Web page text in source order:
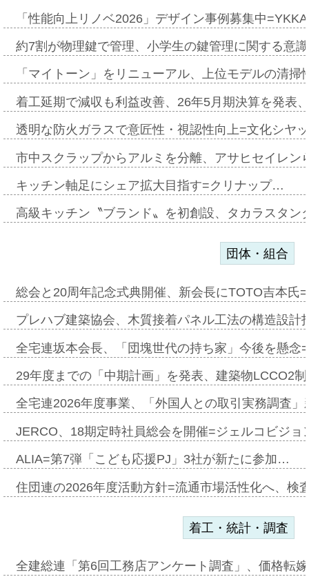
「性能向上リノベ2026」デザイン事例募集中
約7割が物理鍵で管理、小学生の鍵管理に関する意
「マイトーン」をリニューアル、上位モデルの清
着工延期で減収も利益改善、26年5月期決算を発表
透明な防火ガラスで意匠性・視認性向上=文化シヤ
市中スクラップからアルミを分離、アサヒセイレ
キッチン軸足にシェア拡大目指す=クリナップ…
高級キッチン〝ブランド〟を初創設、タカラスタ
団体・組合
総会と20周年記念式典開催、新会長にTOTO吉本氏
プレハブ建築協会、木質接着パネル工法の構造設
全宅連坂本会長、「団塊世代の持ち家」今後を懸
29年度までの「中期計画」を発表、建築物LCCO2
全宅連2026年度事業、「外国人との取引実務調査
JERCO、18期定時社員総会を開催=ジェルコビジ
ALIA=第7弾「こども応援PJ」3社が新たに参加…
住団連の2026年度活動方針=流通市場活性化へ、検
着工・統計・調査
全建総連「第6回工務店アンケート調査」、価格転